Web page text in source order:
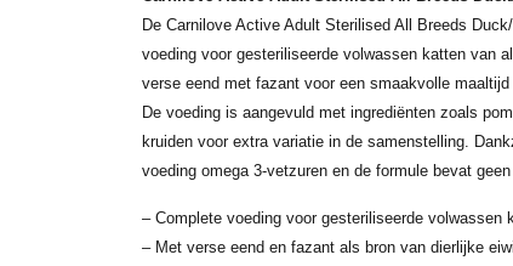
De Carnilove Active Adult Sterilised All Breeds
voeding voor gesteriliseerde volwassen katten van
verse eend met fazant voor een smaakvolle
De voeding is aangevuld met ingrediënten zoals
kruiden voor extra variatie in de samenstelling.
voeding omega 3-vetzuren en de formule bevat
– Complete voeding voor gesteriliseerde volwassen
– Met verse eend en fazant als bron van dierlijke